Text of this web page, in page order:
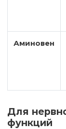
Аминовен
Для нервной системы и когнитивных
функций